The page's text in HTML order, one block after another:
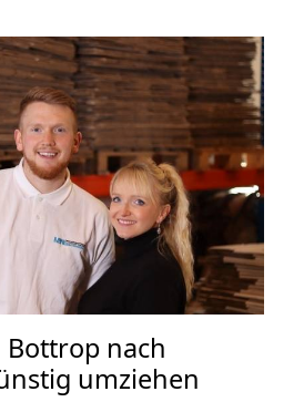
nach
umziehen